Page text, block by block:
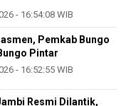
- 16:54:08 WIB
Pemkab Bungo
Pintar
- 16:52:55 WIB
Resmi Dilantik,